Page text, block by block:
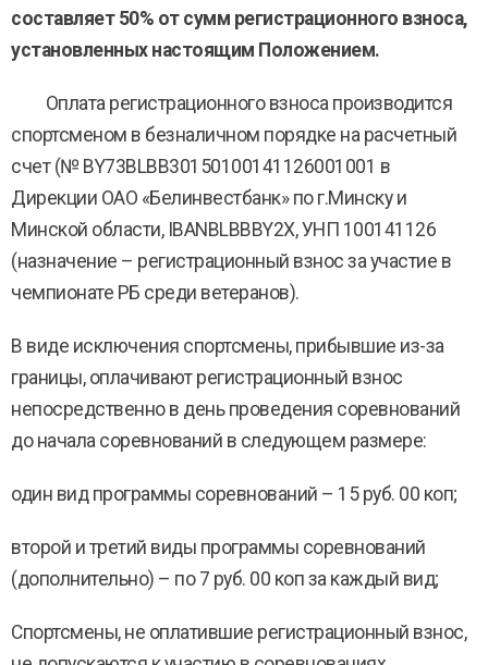
составляет 50% от сумм регистрационного взноса,
установленных настоящим Положением.
Оплата регистрационного взноса производится
спортсменом в безналичном порядке на расчетный
счет (№ BY73BLBB30150100141126001001 в
Дирекции ОАО «Белинвестбанк» по г.Минску и
Минской области, IBANBLBBBY2X, УНП 100141126
(назначение – регистрационный взнос за участие в
чемпионате РБ среди ветеранов).
В виде исключения спортсмены, прибывшие из-за
границы, оплачивают регистрационный взнос
непосредственно в день проведения соревнований
до начала соревнований в следующем размере:
один вид программы соревнований – 15 руб. 00 коп;
второй и третий виды программы соревнований
(дополнительно) – по 7 руб. 00 коп за каждый вид;
Спортсмены, не оплатившие регистрационный взнос,